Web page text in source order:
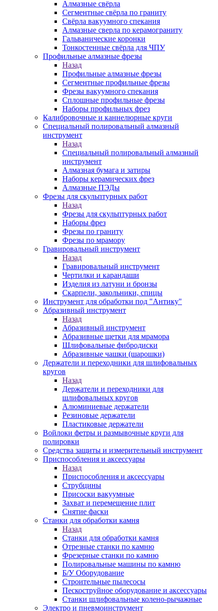
Алмазные свёрла
Сегментные свёрла по граниту
Свёрла вакуумного спекания
Алмазные сверла по керамограниту
Гальванические коронки
Тонкостенные свёрла для ЧПУ
Профильные алмазные фрезы
Назад
Профильные алмазные фрезы
Сегментные профильные фрезы
Фрезы вакуумного спекания
Сплошные профильные фрезы
Наборы профильных фрез
Калибровочные и каннелюрные круги
Специальный полировальный алмазный
инструмент
Назад
Специальный полировальный алмазный
инструмент
Алмазная бумага и затиры
Наборы керамических фрез
Алмазные ПЭДы
Фрезы для скульптурных работ
Назад
Фрезы для скульптурных работ
Наборы фрез
Фрезы по граниту
Фрезы по мрамору
Гравировальный инструмент
Назад
Гравировальный инструмент
Чертилки и карандаши
Изделия из латуни и бронзы
Скарпели, закольники, спицы
Инструмент для обработки под "Антику"
Абразивный инструмент
Назад
Абразивный инструмент
Абразивные щетки для мрамора
Шлифовальные фибродиски
Абразивные чашки (шарошки)
Держатели и переходники для шлифовальных
кругов
Назад
Держатели и переходники для
шлифовальных кругов
Алюминиевые держатели
Резиновые держатели
Пластиковые держатели
Войлоки фетры и размывочные круги для
полировки
Средства защиты и измерительный инструмент
Приспособления и аксессуары
Назад
Приспособления и аксессуары
Струбцины
Присоски вакуумные
Захват и перемещение плит
Снятие фаски
Станки для обработки камня
Назад
Станки для обработки камня
Отрезные станки по камню
Фрезерные станки по камню
Полировальные машины по камню
Б/У Оборудование
Строительные пылесосы
Пескоструйное оборудование и аксессуары
Станки шлифовальные колено-рычажные
Электро и пневмоинструмент